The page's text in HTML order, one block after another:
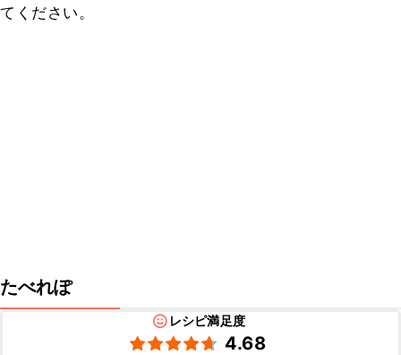
てください。
たべれぽ
レシピ満足度
4.68